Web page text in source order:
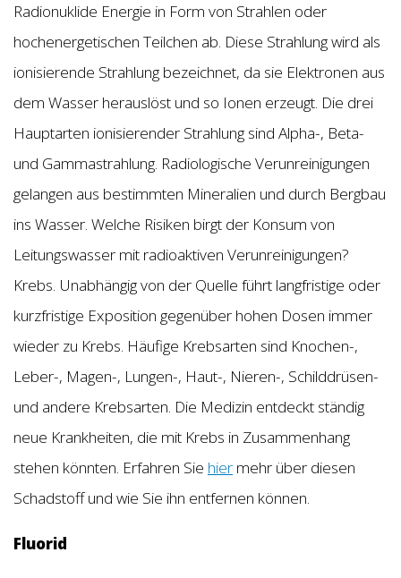
Radionuklide Energie in Form von Strahlen oder
hochenergetischen Teilchen ab. Diese Strahlung wird als
ionisierende Strahlung bezeichnet, da sie Elektronen aus
dem Wasser herauslöst und so Ionen erzeugt. Die drei
Hauptarten ionisierender Strahlung sind Alpha-, Beta-
und Gammastrahlung. Radiologische Verunreinigungen
gelangen aus bestimmten Mineralien und durch Bergbau
ins Wasser. Welche Risiken birgt der Konsum von
Leitungswasser mit radioaktiven Verunreinigungen?
Krebs. Unabhängig von der Quelle führt langfristige oder
kurzfristige Exposition gegenüber hohen Dosen immer
wieder zu Krebs. Häufige Krebsarten sind Knochen-,
Leber-, Magen-, Lungen-, Haut-, Nieren-, Schilddrüsen-
und andere Krebsarten. Die Medizin entdeckt ständig
neue Krankheiten, die mit Krebs in Zusammenhang
stehen könnten. Erfahren Sie hier mehr über diesen
Schadstoff und wie Sie ihn entfernen können.
Fluorid